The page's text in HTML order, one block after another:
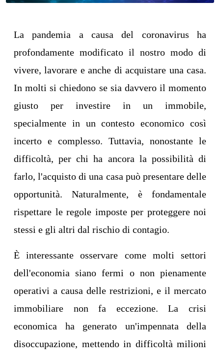
La pandemia a causa del coronavirus ha
profondamente modificato il nostro modo di
vivere, lavorare e anche di acquistare una casa.
In molti si chiedono se sia davvero il momento
giusto per investire in un immobile,
specialmente in un contesto economico così
incerto e complesso. Tuttavia, nonostante le
difficoltà, per chi ha ancora la possibilità di
farlo, l'acquisto di una casa può presentare delle
opportunità. Naturalmente, è fondamentale
rispettare le regole imposte per proteggere noi
stessi e gli altri dal rischio di contagio.
È interessante osservare come molti settori
dell'economia siano fermi o non pienamente
operativi a causa delle restrizioni, e il mercato
immobiliare non fa eccezione. La crisi
economica ha generato un'impennata della
disoccupazione, mettendo in difficoltà milioni